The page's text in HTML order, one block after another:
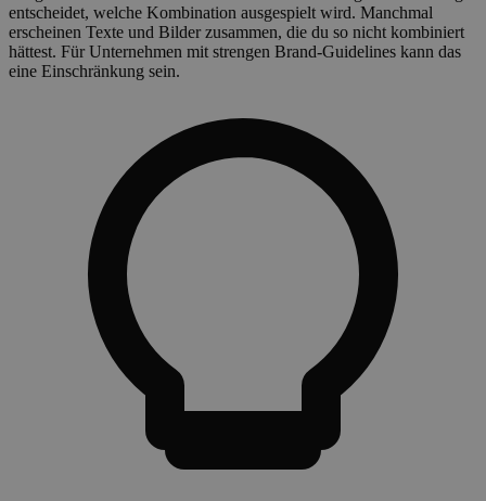
entscheidet, welche Kombination ausgespielt wird. Manchmal
erscheinen Texte und Bilder zusammen, die du so nicht kombiniert
hättest. Für Unternehmen mit strengen Brand-Guidelines kann das
eine Einschränkung sein.